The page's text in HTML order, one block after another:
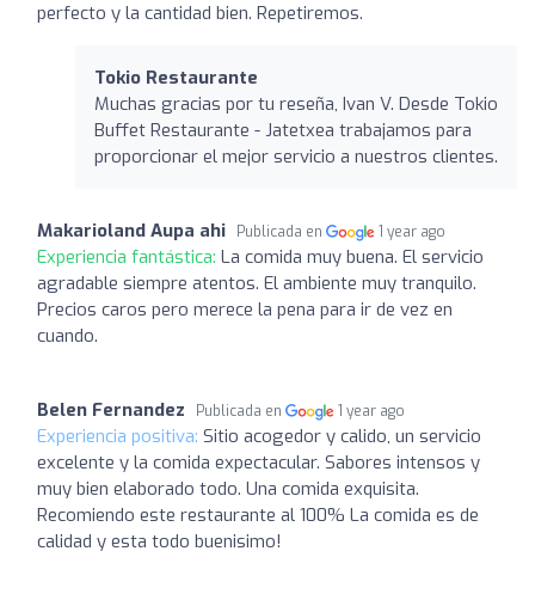
perfecto y la cantidad bien. Repetiremos.
Tokio Restaurante
Muchas gracias por tu reseña, Ivan V. Desde Tokio
Buffet Restaurante - Jatetxea trabajamos para
proporcionar el mejor servicio a nuestros clientes.
Makarioland Aupa ahi Publicada en 1 year ago
Experiencia fantástica: La comida muy buena. El servicio
agradable siempre atentos. El ambiente muy tranquilo.
Precios caros pero merece la pena para ir de vez en
cuando.
Belen Fernandez Publicada en 1 year ago
Experiencia positiva: Sitio acogedor y calido, un servicio
excelente y la comida expectacular. Sabores intensos y
muy bien elaborado todo. Una comida exquisita.
Recomiendo este restaurante al 100% La comida es de
calidad y esta todo buenisimo!